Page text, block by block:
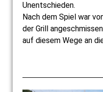
Unentschieden.
Nach dem Spiel war
der Grill
auf diesem Wege an